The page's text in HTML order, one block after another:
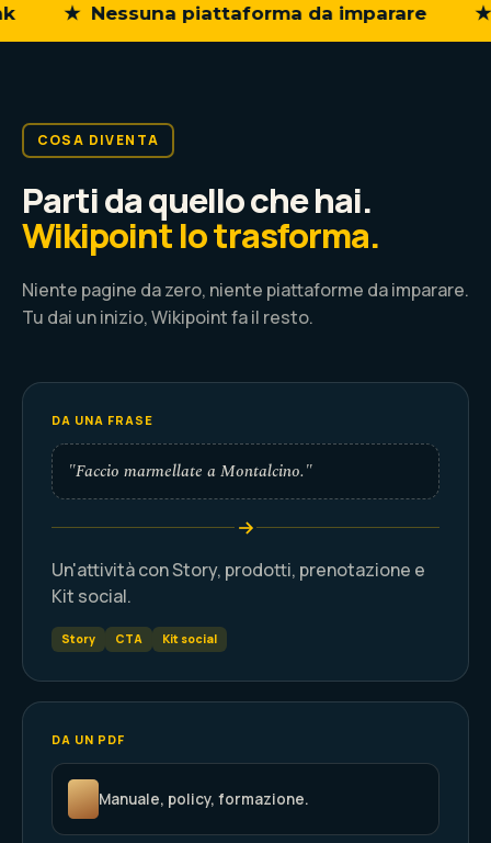
★ Nessuna piattaforma da imparare ★ In
COSA DIVENTA
Parti da quello che hai.
Wikipoint lo trasforma.
Niente pagine da zero, niente piattaforme da imparare.
Tu dai un inizio, Wikipoint fa il resto.
DA UNA FRASE
"Faccio marmellate a Montalcino."
Un'attività con Story, prodotti, prenotazione e
Kit social.
Story CTA Kit social
DA UN PDF
Manuale, policy, formazione.